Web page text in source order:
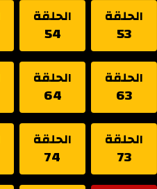
الحلقة
53
الحلقة
54
الحلقة
63
الحلقة
64
الحلقة
73
الحلقة
74